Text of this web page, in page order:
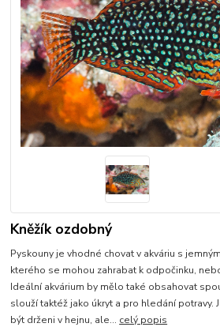
Kněžík ozdobný
Pyskouny je vhodné chovat v akváriu s
kterého se mohou zahrabat k odpočinku,
Ideální akvárium by mělo také obsahovat
slouží taktéž jako úkryt a pro hledání potravy.
být drženi v hejnu, ale... celý popis